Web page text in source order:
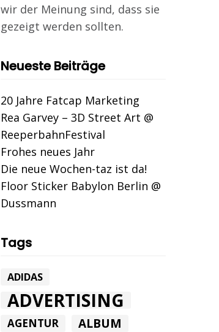
wir der Meinung sind, dass sie
gezeigt werden sollten.
Neueste Beiträge
20 Jahre Fatcap Marketing
Rea Garvey – 3D Street Art @
ReeperbahnFestival
Frohes neues Jahr
Die neue Wochen-taz ist da!
Floor Sticker Babylon Berlin @
Dussmann
Tags
ADIDAS
ADVERTISING
AGENTUR ALBUM